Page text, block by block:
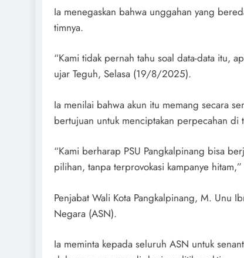
Ia menegaskan bahwa unggahan yang
timnya.
“Kami tidak pernah tahu soal data-data itu,
ujar Teguh, Selasa (19/8/2025).
Ia menilai bahwa akun itu memang secara
bertujuan untuk menciptakan perpecahan di
“Kami berharap PSU Pangkalpinang bisa
pilihan, tanpa terprovokasi kampanye
Penjabat Wali Kota Pangkalpinang, M. Unu
Negara (ASN).
Ia meminta kepada seluruh ASN untuk